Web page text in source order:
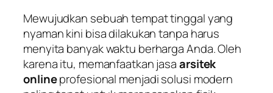
Mewujudkan sebuah tempat tinggal yang
nyaman kini bisa dilakukan tanpa harus
menyita banyak waktu berharga Anda. Oleh
karena itu, memanfaatkan jasaarsitek
onlineprofesional menjadi solusi modern